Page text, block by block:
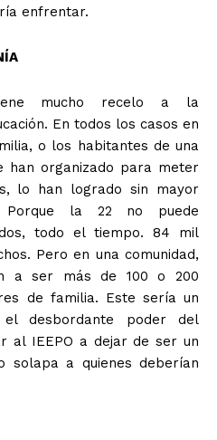
enfrentar.
mucho recelo a la
En todos los casos en
o los habitantes de una
han organizado para meter
lo han logrado sin mayor
Porque la 22 no puede
todo el tiempo. 84 mil
Pero en una comunidad,
a ser más de 100 o 200
de familia. Este sería un
desbordante poder del
al IEEPO a dejar de ser un
solapa a quienes deberían